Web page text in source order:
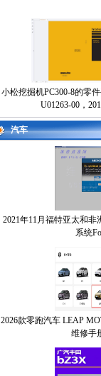
小松挖掘机PC300-8的零
U01263-00，
汽车
2021年11月福特亚太和
系统
2026款零跑汽车 LEAP
维修手